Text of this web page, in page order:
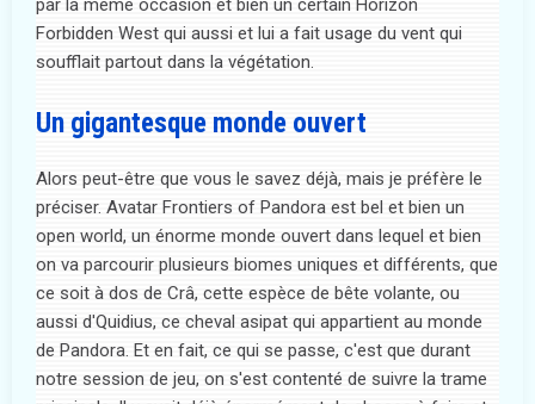
par la même occasion et bien un certain Horizon
Forbidden West qui aussi et lui a fait usage du vent qui
soufflait partout dans la végétation.
Un gigantesque monde ouvert
Alors peut-être que vous le savez déjà, mais je préfère le
préciser. Avatar Frontiers of Pandora est bel et bien un
open world, un énorme monde ouvert dans lequel et bien
on va parcourir plusieurs biomes uniques et différents, que
ce soit à dos de Crâ, cette espèce de bête volante, ou
aussi d'Quidius, ce cheval asipat qui appartient au monde
de Pandora. Et en fait, ce qui se passe, c'est que durant
notre session de jeu, on s'est contenté de suivre la trame